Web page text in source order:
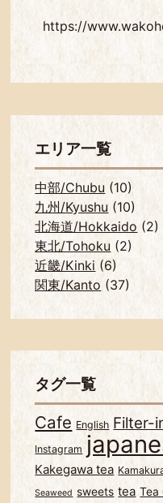
https://
エリア一覧
中部/Chubu (10)
九州/Kyushu (10)
北海道/Hokkaido (2)
東北/Tohoku (2)
近畿/Kinki (6)
関東/Kanto (37)
タグ一覧
Cafe English Filter-
Instagram
Kakegawa tea
Seaweed sweets tea Tea